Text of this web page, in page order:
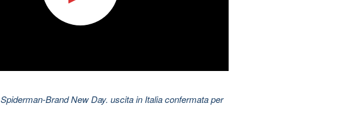
Spiderman-Brand New Day. uscita in Italia confermata per